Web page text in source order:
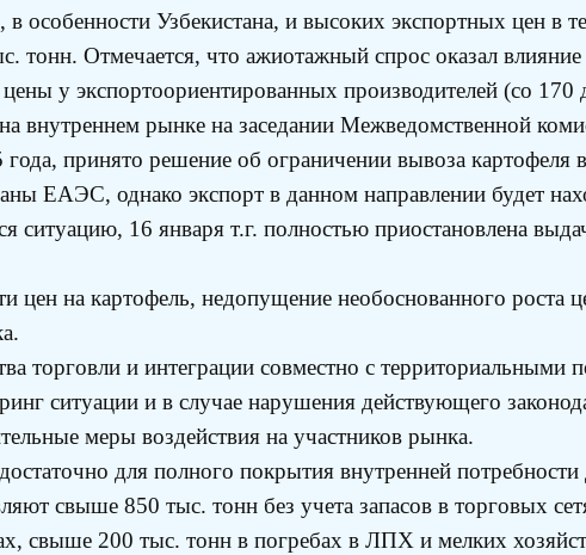
особенности Узбекистана, и высоких экспортных цен в
тонн. Отмечается, что ажиотажный спрос оказал
у экспортоориентированных производителей (со 170
внутреннем рынке на заседании Межведомственной
принято решение об ограничении вывоза картофеля
ЕАЭС, однако экспорт в данном направлении будет
16 января т.г. полностью приостановлена
цен на картофель, недопущение необоснованного роста
торговли и интеграции совместно с территориальными
ситуации и в случае нарушения действующего
меры воздействия на участников рынка.
для полного покрытия внутренней потребности
свыше 850 тыс. тонн без учета запасов в торговых
свыше 200 тыс. тонн в погребах в ЛПХ и мелких